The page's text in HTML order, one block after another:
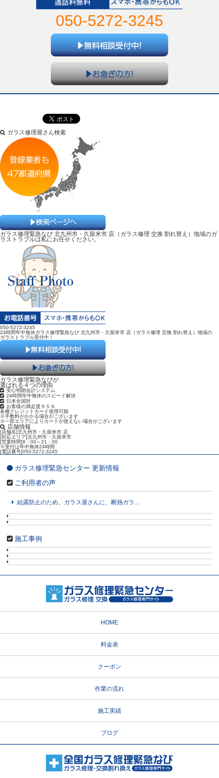
050-5272-3245
ガラス修理屋さん検索
ガラス修理緊急なび 北九州市・久留米市 店（ガラス修理 交換 割れ替え）地域のガ
ラストラブルは私にお任せください。
050-5272-3245
24時間年中無休ガラス修理緊急なび 北九州市・久留米市 店（ガラス修理 交換 割れ替え）地域の
ガラストラブル受付中！
ガラス修理緊急なびが
選ばれる４つの理由
安心明朗会計システム
24時間年中無休のスピード解決
日本全国対
お客様の満足度９５％
各種クレジットカード使用可能
※手数料がかかる場合がございます
※一部エリアによりカードが使えない場合がございます
店舗情報
[店舗名]北九州市・久留米市 店
[対応エリア]北九州市・久留米市
[営業時間]8：00～21：00
※受付は年中無休24時間
[電話番号]050-5272-3245
ガラス修理緊急センター 更新情報
ご利用者の声
結露防止のため、ガラス屋さんに、断熱ガラ...
施工事例
HOME
料金表
クーポン
作業の流れ
施工実績
ブログ